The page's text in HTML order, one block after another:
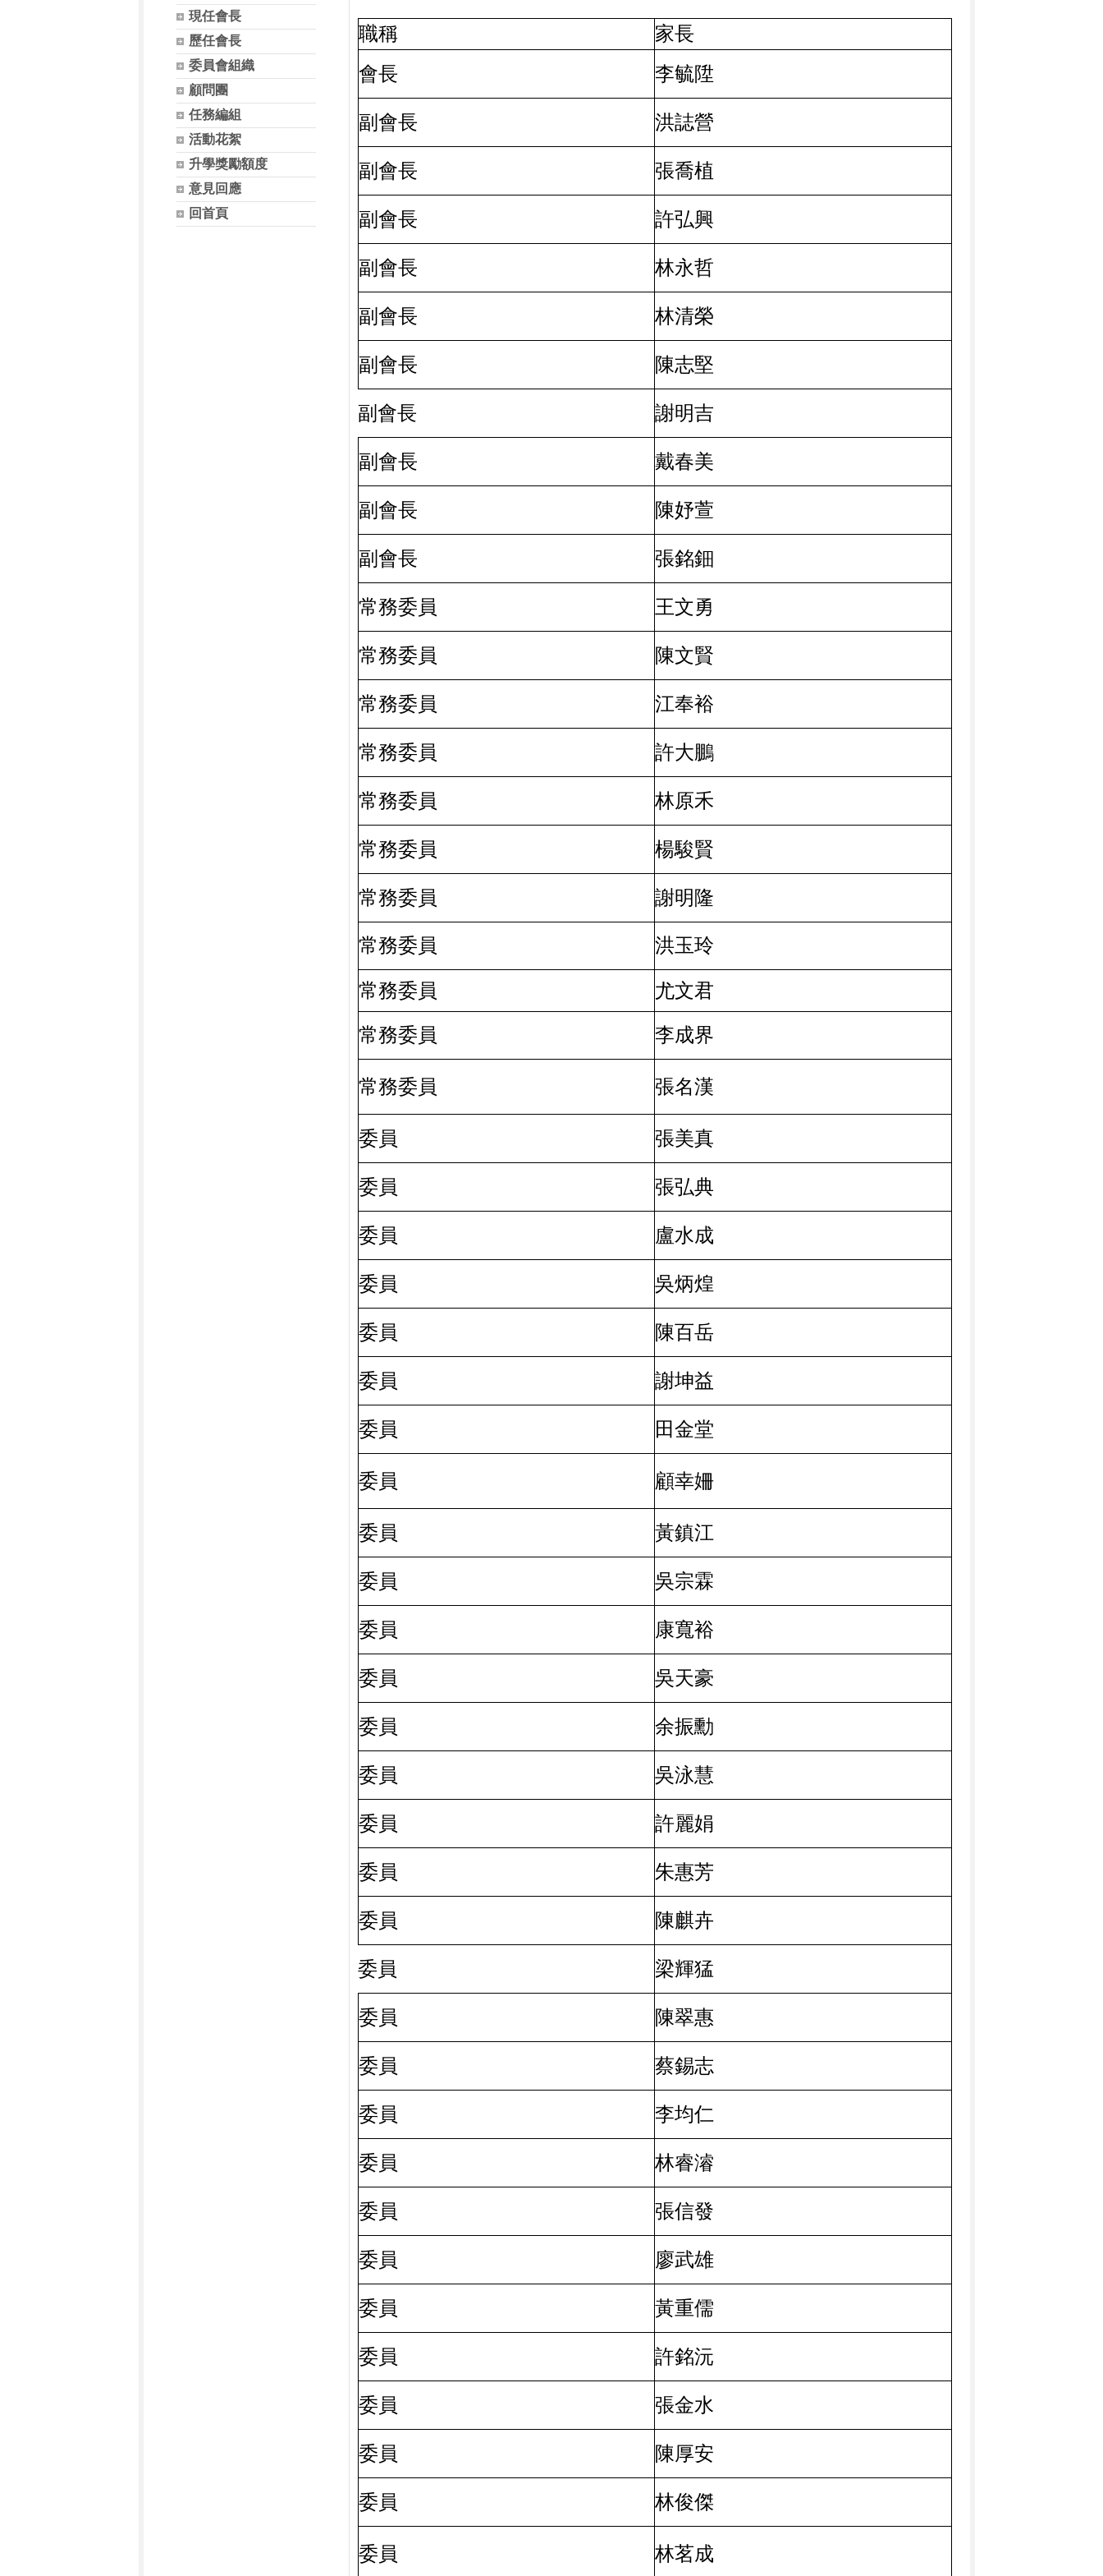
現任會長
歷任會長
委員會組織
顧問團
任務編組
活動花絮
升學獎勵額度
意見回應
回首頁
職稱
家長
會長
李毓陞
副會長 洪誌營
副會長 張喬植
副會長 許弘興
副會長 林永哲
副會長 林清榮
副會長 陳志堅
副會長 謝明吉
副會長 戴春美
副會長 陳妤萱
副會長 張銘鈿
常務委員 王文勇
常務委員 陳文賢
常務委員 江奉裕
常務委員 許大鵬
常務委員 林原禾
常務委員 楊駿賢
常務委員 謝明隆
常務委員 洪玉玲
常務委員 尤文君
常務委員 李成界
常務委員 張名漢
委員 張美真
委員 張弘典
委員 盧水成
委員 吳炳煌
委員 陳百岳
委員 謝坤益
委員 田金堂
委員 顧幸姍
委員 黃鎮江
委員 吳宗霖
委員 康寬裕
委員 吳天豪
委員 余振勳
委員 吳泳慧
委員 許麗娟
委員 朱惠芳
委員 陳麒卉
委員 梁輝猛
委員 陳翠惠
委員 蔡錫志
委員 李均仁
委員 林睿濬
委員 張信發
委員 廖武雄
委員 黃重儒
委員 許銘沅
委員 張金水
委員 陳厚安
委員 林俊傑
委員 林茗成